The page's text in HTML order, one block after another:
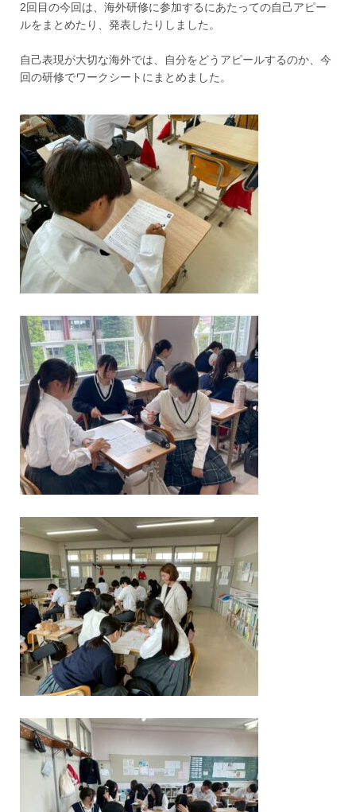
2回目の今回は、海外研修に参加するにあたっての自己アピー
ルをまとめたり、発表したりしました。
自己表現が大切な海外では、自分をどうアピールするのか、今
回の研修でワークシートにまとめました。